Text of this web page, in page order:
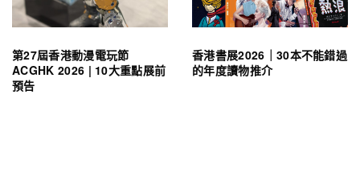
第27屆香港動漫電玩節
ACGHK 2026 | 10大重點展前
預告
香港書展2026｜30本不能錯過
的年度讀物推介